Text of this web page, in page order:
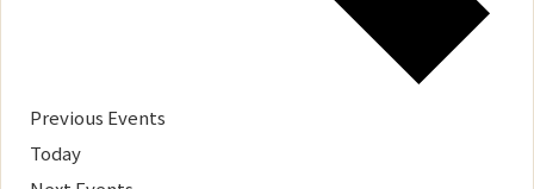
Previous Events
Today